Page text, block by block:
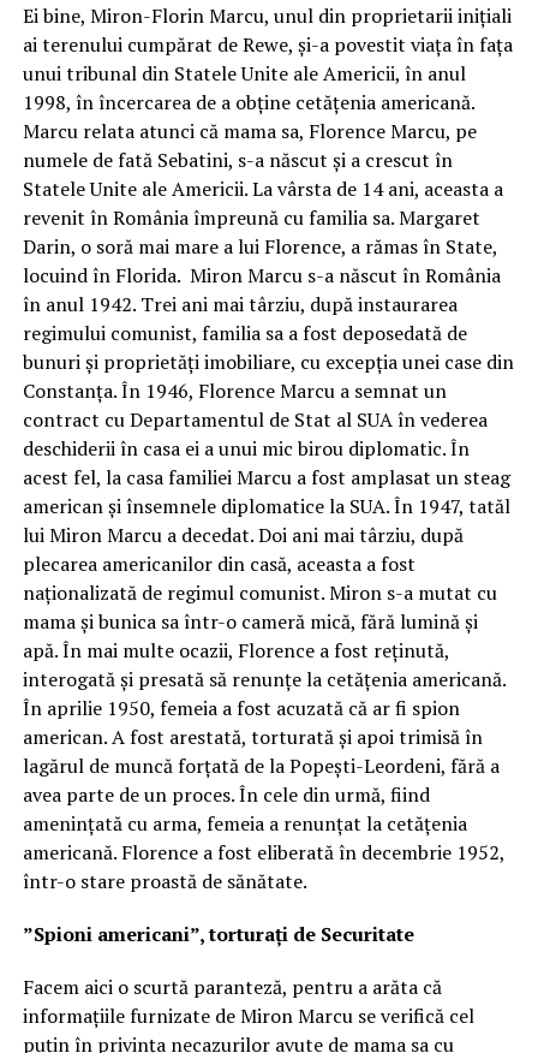
Ei bine, Miron-Florin Marcu, unul din proprietarii inițiali
ai terenului cumpărat de Rewe, și-a povestit viața în fața
unui tribunal din Statele Unite ale Americii, în anul
1998, în încercarea de a obține cetățenia americană.
Marcu relata atunci că mama sa, Florence Marcu, pe
numele de fată Sebatini, s-a născut și a crescut în
Statele Unite ale Americii. La vârsta de 14 ani, aceasta a
revenit în România împreună cu familia sa. Margaret
Darin, o soră mai mare a lui Florence, a rămas în State,
locuind în Florida. Miron Marcu s-a născut în România
în anul 1942. Trei ani mai târziu, după instaurarea
regimului comunist, familia sa a fost deposedată de
bunuri și proprietăți imobiliare, cu excepția unei case din
Constanța. În 1946, Florence Marcu a semnat un
contract cu Departamentul de Stat al SUA în vederea
deschiderii în casa ei a unui mic birou diplomatic. În
acest fel, la casa familiei Marcu a fost amplasat un steag
american și însemnele diplomatice la SUA. În 1947, tatăl
lui Miron Marcu a decedat. Doi ani mai târziu, după
plecarea americanilor din casă, aceasta a fost
naționalizată de regimul comunist. Miron s-a mutat cu
mama și bunica sa într-o cameră mică, fără lumină și
apă. În mai multe ocazii, Florence a fost reținută,
interogată și presată să renunțe la cetățenia americană.
În aprilie 1950, femeia a fost acuzată că ar fi spion
american. A fost arestată, torturată și apoi trimisă în
lagărul de muncă forțată de la Popești-Leordeni, fără a
avea parte de un proces. În cele din urmă, fiind
amenințată cu arma, femeia a renunțat la cetățenia
americană. Florence a fost eliberată în decembrie 1952,
într-o stare proastă de sănătate.
”Spioni americani”, torturați de Securitate
Facem aici o scurtă paranteză, pentru a arăta că
informațiile furnizate de Miron Marcu se verifică cel
puțin în privința necazurilor avute de mama sa cu